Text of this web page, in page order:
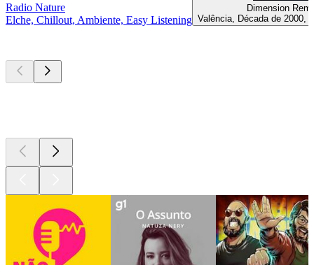
Radio Nature
Elche, Chillout, Ambiente, Easy Listening
Dimension
Valência, Década de 2000,